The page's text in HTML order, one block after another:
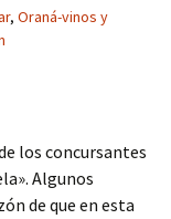
, Oraná-vinos y
los concursantes
Algunos
de que en esta